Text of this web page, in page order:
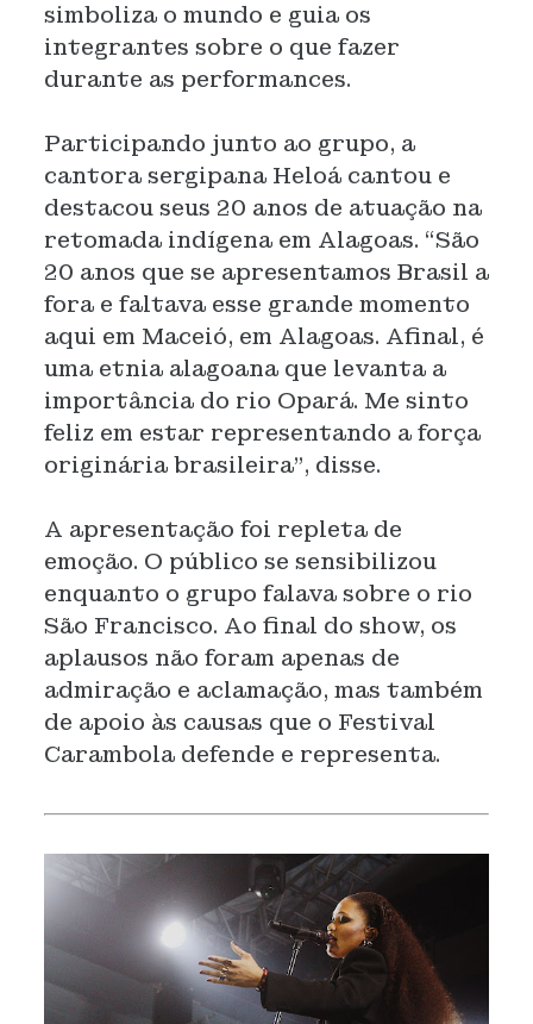
simboliza o mundo e guia os
integrantes sobre o que fazer
durante as performances.
Participando junto ao grupo, a
cantora sergipana Heloá cantou e
destacou seus 20 anos de atuação na
retomada indígena em Alagoas. “São
20 anos que se apresentamos Brasil a
fora e faltava esse grande momento
aqui em Maceió, em Alagoas. Afinal, é
uma etnia alagoana que levanta a
importância do rio Opará. Me sinto
feliz em estar representando a força
originária brasileira”, disse.
A apresentação foi repleta de
emoção. O público se sensibilizou
enquanto o grupo falava sobre o rio
São Francisco. Ao final do show, os
aplausos não foram apenas de
admiração e aclamação, mas também
de apoio às causas que o Festival
Carambola defende e representa.